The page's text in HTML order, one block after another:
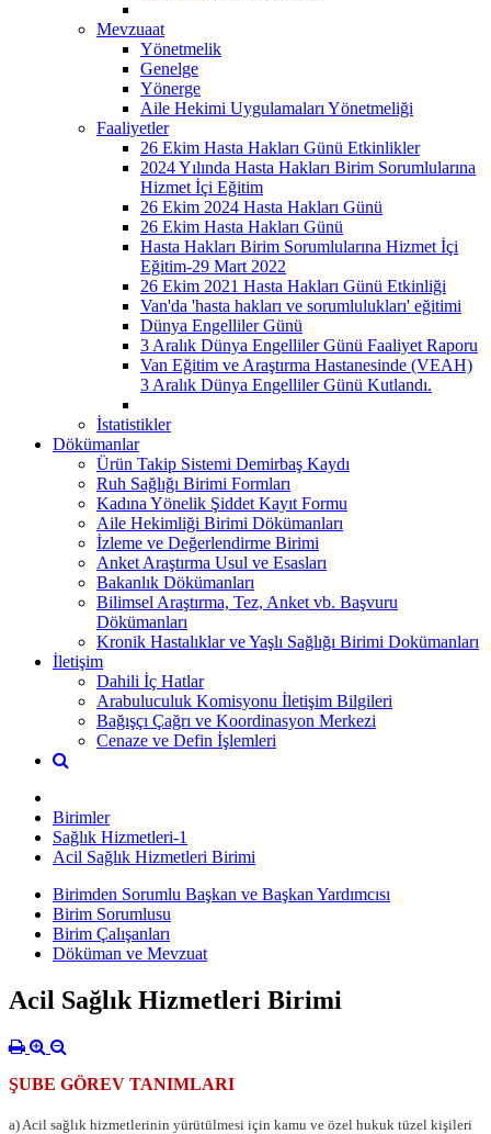
Mevzuaat
Yönetmelik
Genelge
Yönerge
Aile Hekimi Uygulamaları Yönetmeliği
Faaliyetler
26 Ekim Hasta Hakları Günü Etkinlikler
2024 Yılında Hasta Hakları Birim Sorumlularına
Hizmet İçi Eğitim
26 Ekim 2024 Hasta Hakları Günü
26 Ekim Hasta Hakları Günü
Hasta Hakları Birim Sorumlularına Hizmet İçi
Eğitim-29 Mart 2022
26 Ekim 2021 Hasta Hakları Günü Etkinliği
Van'da 'hasta hakları ve sorumlulukları' eğitimi
Dünya Engelliler Günü
3 Aralık Dünya Engelliler Günü Faaliyet Raporu
Van Eğitim ve Araştırma Hastanesinde (VEAH)
3 Aralık Dünya Engelliler Günü Kutlandı.
İstatistikler
Dökümanlar
Ürün Takip Sistemi Demirbaş Kaydı
Ruh Sağlığı Birimi Formları
Kadına Yönelik Şiddet Kayıt Formu
Aile Hekimliği Birimi Dökümanları
İzleme ve Değerlendirme Birimi
Anket Araştırma Usul ve Esasları
Bakanlık Dökümanları
Bilimsel Araştırma, Tez, Anket vb. Başvuru
Dökümanları
Kronik Hastalıklar ve Yaşlı Sağlığı Birimi Dokümanları
İletişim
Dahili İç Hatlar
Arabuluculuk Komisyonu İletişim Bilgileri
Bağışçı Çağrı ve Koordinasyon Merkezi
Cenaze ve Defin İşlemleri
Birimler
Sağlık Hizmetleri-1
Acil Sağlık Hizmetleri Birimi
Birimden Sorumlu Başkan ve Başkan Yardımcısı
Birim Sorumlusu
Birim Çalışanları
Döküman ve Mevzuat
Acil Sağlık Hizmetleri Birimi
ŞUBE GÖREV TANIMLARI
a) Acil sağlık hizmetlerinin yürütülmesi için kamu ve özel hukuk tüzel kişileri